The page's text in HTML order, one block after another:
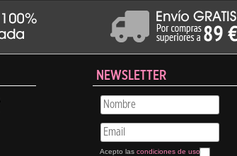
NEWSLETTER
Acepto las condiciones de uso